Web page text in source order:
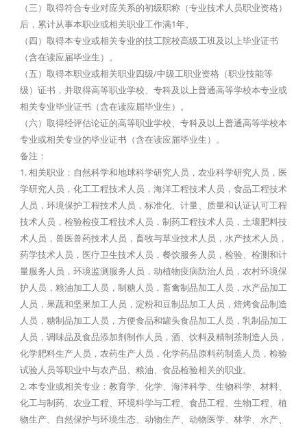
（三）取得符合专业对应关系的初级职称（专业技术人员职业资格）
后，累计从事本职业或相关职业工作满1年。
（四）取得本专业或相关专业的技工院校高级工班及以上毕业证书
（含在读应届毕业生）。
（五）取得本职业或相关职业四级/中级工职业资格（职业技能等
级）证书，并取得高等职业学校、专科及以上普通高等学校本专业或
相关专业毕业证书（含在读应届毕业生）。
（六）取得经评估论证的高等职业学校、专科及以上普通高等学校本
专业或相关专业的毕业证书（含在读应届毕业生）。
备注：
1. 相关职业：自然科学和地球科学研究人员，农业科学研究人员，医
学研究人员，化工工程技术人员，海洋工程技术人员，食品工程技术
人员，环境保护工程技术人员，标准化、计量、质量和认证认可工程
技术人员，检验检疫工程技术人员，制药工程技术人员，土壤肥料技
术人员，兽医兽药技术人员，畜牧与草业技术人员，水产技术人员，
药学技术人员，医疗卫生技术人员，餐饮服务人员，检验、检测和计
量服务人员，环境监测服务人员，动植物疫病防治人员，农村环境保
护人员，粮油加工人员，制糖人员，畜禽制品加工人员，水产品加工
人员，果蔬和坚果加工人员，淀粉和豆制品加工人员，焙烤食品制造
人员，糖制品加工人员，方便食品和罐头食品加工人员，乳制品加工
人员，调味品及食品添加剂制作人员，酒、饮料及精制茶制造人员，
化学肥料生产人员，农药生产人员，化学药品原料药制造人员，检验
试验人员等职业中与农产品、粮油、食品检验相关的职业。
2. 本专业或相关专业：教育学、化学、海洋科学、生物科学、材料、
化工与制药、农业工程、环境科学与工程、食品工程、生物工程、植
物生产、自然保护与环境生态、动物生产、动物医学、林学、水产、